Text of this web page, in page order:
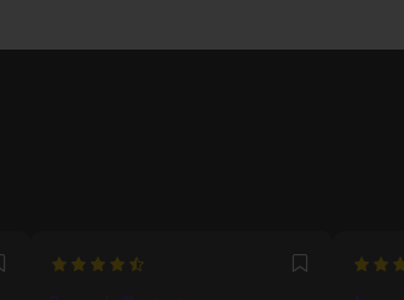
Favori4.6666666666667 Favori